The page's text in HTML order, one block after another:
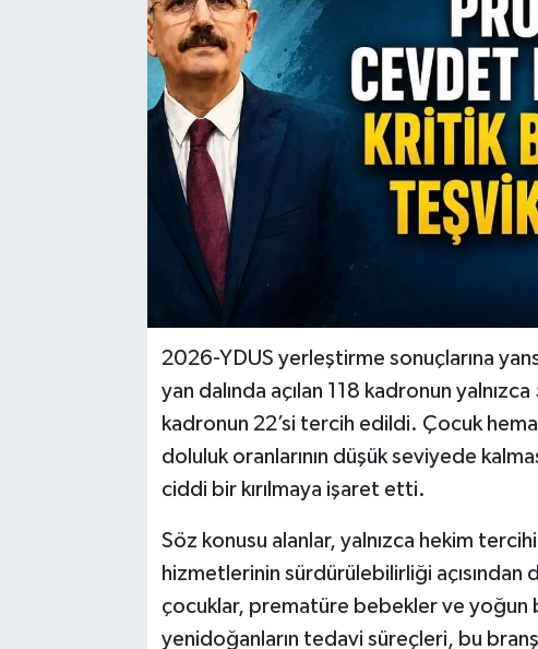
2026-YDUS yerleştirme sonuçlarına
yan dalında açılan 118 kadronun
kadronun 22’si tercih edildi. Çocuk
doluluk oranlarının düşük seviyede
ciddi bir kırılmaya işaret etti.
Söz konusu alanlar, yalnızca hekim
hizmetlerinin sürdürülebilirliği açısından
çocuklar, prematüre bebekler ve yoğun
yenidoğanların tedavi süreçleri, bu